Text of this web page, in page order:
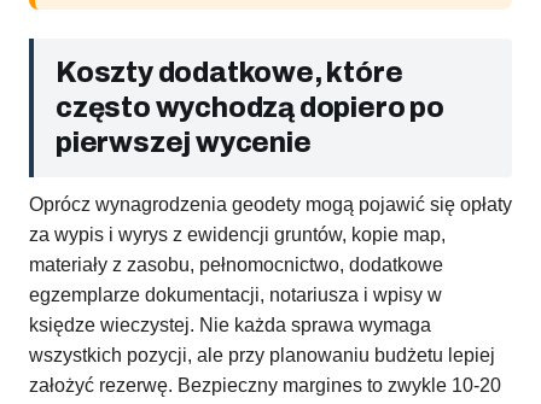
Koszty dodatkowe, które
często wychodzą dopiero po
pierwszej wycenie
Oprócz wynagrodzenia geodety mogą pojawić się opłaty
za wypis i wyrys z ewidencji gruntów, kopie map,
materiały z zasobu, pełnomocnictwo, dodatkowe
egzemplarze dokumentacji, notariusza i wpisy w
księdze wieczystej. Nie każda sprawa wymaga
wszystkich pozycji, ale przy planowaniu budżetu lepiej
założyć rezerwę. Bezpieczny margines to zwykle 10-20